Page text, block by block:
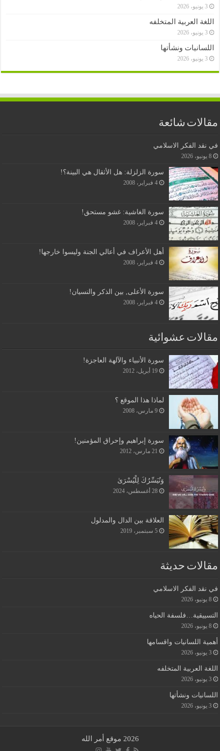
3 يونيو، 2026
اللغة العربية المتخلفه
3 يونيو، 2026
اللسانيات ونشأتها
3 يونيو، 2026
مقالات شائعة
في نقد الفكر الاسلامي
8 يونيو، 2026
سورة الزلزلة: هل الأثقال هي البينة؟!
4 فبراير، 2008
سورة الغاشية: غشو مستحق!
4 فبراير، 2008
أهل الأعراف في أعالي الجنة وليسوا خارجها!
4 فبراير، 2008
سورة الأعلى, بين الذكر والنسيان!
4 فبراير، 2008
مقالات عشوائية
سورة الأنبياء والآلهة العاجزة!
19 أبريل، 2012
لماذا هذا الموقع ؟
9 مارس، 2008
سورة إبراهيم وإحراق المؤمنين!
21 مارس، 2012
وَنُيَسِّرُكَ لِلْيُسْرَىٰ
28 أغسطس، 2024
العلاقة بين الدال والمدلول
5 سبتمبر، 2019
مقالات حديثة
في نقد الفكر الاسلامي
8 يونيو، 2026
التسييقية…فلسفة الحياه
8 يونيو، 2026
أهمية اللسانيات واقسامها
3 يونيو، 2026
اللغة العربية المتخلفه
3 يونيو، 2026
اللسانيات ونشأتها
3 يونيو، 2026
2026 موقع أمر الله